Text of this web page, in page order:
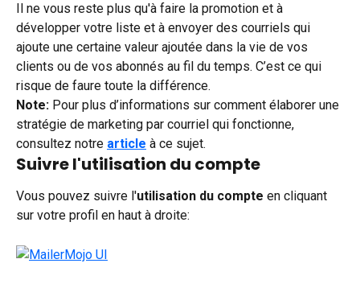
Il ne vous reste plus qu'à faire la promotion et à
développer votre liste et à envoyer des courriels qui
ajoute une certaine valeur ajoutée dans la vie de vos
clients ou de vos abonnés au fil du temps. C’est ce qui
risque de faure toute la différence.
Note: Pour plus d’informations sur comment élaborer une
stratégie de marketing par courriel qui fonctionne,
consultez notre article à ce sujet.
Suivre l'utilisation du compte
Vous pouvez suivre l'utilisation du compte en cliquant
sur votre profil en haut à droite: